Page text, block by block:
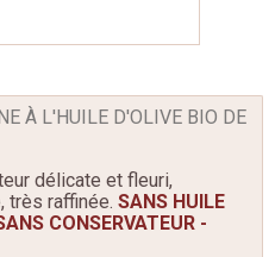
À L'HUILE D'OLIVE BIO DE
délicate et fleuri,
très raffinée. SANS HUILE
CONSERVATEUR -